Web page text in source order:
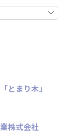
とまり木」
株式会社